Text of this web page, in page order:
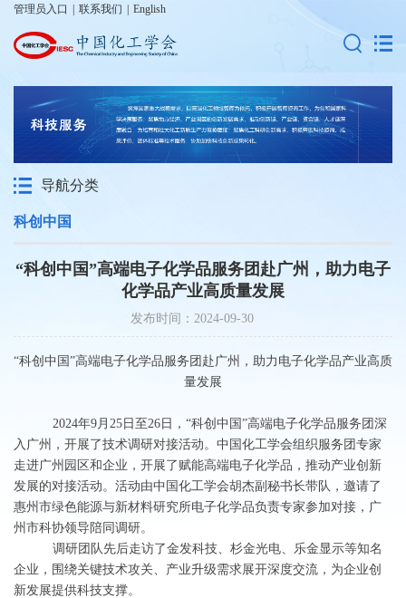
管理员入口 联系我们 English
导航分类
科创中国
“科创中国”高端电子化学品服务团赴广州，助力电子
化学品产业高质量发展
发布时间：2024-09-30
“科创中国”高端电子化学品服务团赴广州，助力电子化学品产业高质
量发展
2024年9月25日至26日，“科创中国”高端电子化学品服务团深
入广州，开展了技术调研对接活动。中国化工学会组织服务团专家
走进广州园区和企业，开展了赋能高端电子化学品，推动产业创新
发展的对接活动。活动由中国化工学会胡杰副秘书长带队，邀请了
惠州市绿色能源与新材料研究所电子化学品负责专家参加对接，广
州市科协领导陪同调研。
调研团队先后走访了金发科技、杉金光电、乐金显示等知名
企业，围绕关键技术攻关、产业升级需求展开深度交流，为企业创
新发展提供科技支撑。